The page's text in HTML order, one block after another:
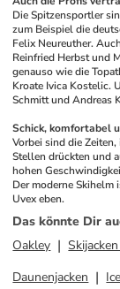
Die Spitzensportler
zum Beispiel die
Felix Neureuther.
Reinfried Herbst und
genauso wie die
Kroate Ivica Kostelic.
Schmitt und Andreas
Schick, komfortabel
Vorbei sind die
Stellen drückten und
hohen
Der moderne
Uvex eben.
Das könnte Dir
Oakley
Daunenjacken